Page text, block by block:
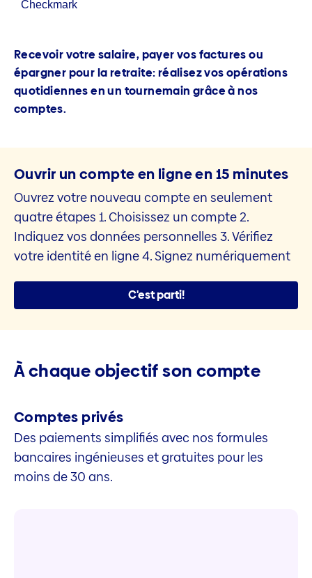
Recevoir votre salaire, payer vos factures ou
épargner pour la retraite: réalisez vos opérations
quotidiennes en un tournemain grâce à nos
comptes.
Ouvrir un compte en ligne en 15 minutes
Ouvrez votre nouveau compte en seulement
quatre étapes 1. Choisissez un compte 2.
Indiquez vos données personnelles 3. Vérifiez
votre identité en ligne 4. Signez numériquement
C'est parti!
À chaque objectif son compte
Comptes privés
Des paiements simplifiés avec nos formules
bancaires ingénieuses et gratuites pour les
moins de 30 ans.